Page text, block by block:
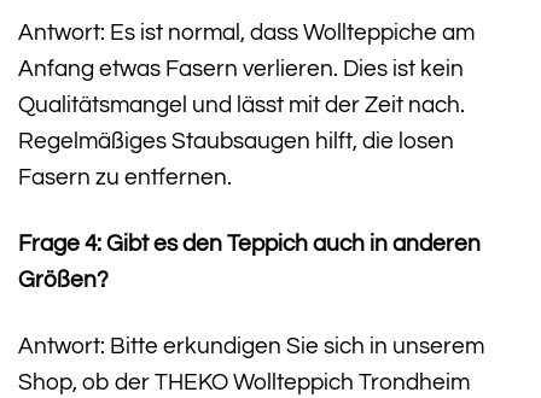
Antwort: Es ist normal, dass Wollteppiche am
Anfang etwas Fasern verlieren. Dies ist kein
Qualitätsmangel und lässt mit der Zeit nach.
Regelmäßiges Staubsaugen hilft, die losen
Fasern zu entfernen.
Frage 4: Gibt es den Teppich auch in anderen
Größen?
Antwort: Bitte erkundigen Sie sich in unserem
Shop, ob der THEKO Wollteppich Trondheim